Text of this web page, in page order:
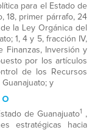
para el Estado de
18, primer párrafo, 24
la Ley Orgánica del
1, 4 y 5, fracción IV,
Finanzas, Inversión y
por los artículos
de los Recursos
y
O
de Guanajuato1
,
estratégicas hacia